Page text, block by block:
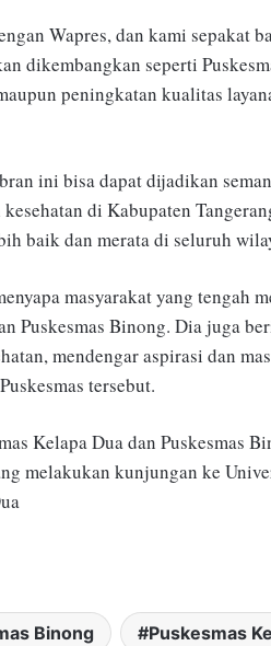
Wapres, dan kami sepakat
dikembangkan seperti
peningkatan kualitas
ini bisa dapat dijadikan
di Kabupaten
baik dan merata di seluruh
masyarakat yang tengah
Puskesmas Binong. Dia juga
mendengar aspirasi dan
tersebut.
Kelapa Dua dan Puskesmas
melakukan kunjungan ke
Binong Puskesmas